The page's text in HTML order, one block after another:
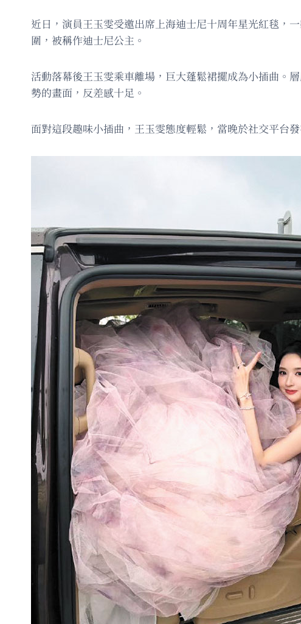
近日，演員王玉雯受邀出席上海迪士尼十周年星光紅毯，
圍，被稱作迪士尼公主。
活動落幕後王玉雯乘車離場，巨大蓬鬆裙擺成為小插曲。
勢的畫面，反差感十足。
面對這段趣味小插曲，王玉雯態度輕鬆，當晚於社交平台